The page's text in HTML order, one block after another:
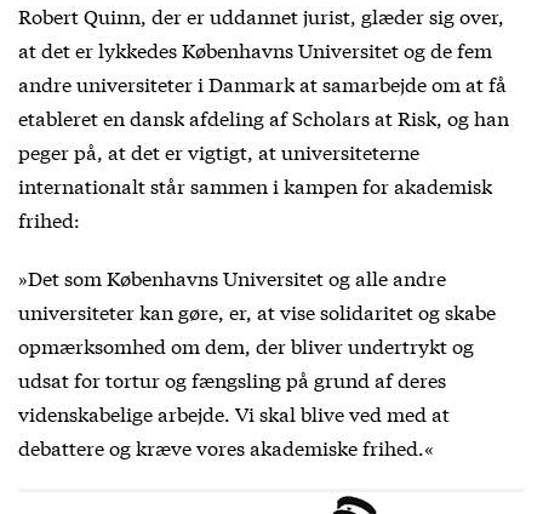
Robert Quinn, der er uddannet jurist, glæder sig over,
at det er lykkedes Københavns Universitet og de fem
andre universiteter i Danmark at samarbejde om at få
etableret en dansk afdeling af Scholars at Risk, og han
peger på, at det er vigtigt, at universiteterne
internationalt står sammen i kampen for akademisk
frihed:
»Det som Københavns Universitet og alle andre
universiteter kan gøre, er, at vise solidaritet og skabe
opmærksomhed om dem, der bliver undertrykt og
udsat for tortur og fængsling på grund af deres
videnskabelige arbejde. Vi skal blive ved med at
debattere og kræve vores akademiske frihed.«